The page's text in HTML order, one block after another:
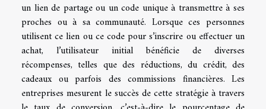
un lien de partage ou un code unique à transmettre à ses
proches ou à sa communauté. Lorsque ces personnes
utilisent ce lien ou ce code pour s’inscrire ou effectuer un
achat, l’utilisateur initial bénéficie de diverses
récompenses, telles que des réductions, du crédit, des
cadeaux ou parfois des commissions financières. Les
entreprises mesurent le succès de cette stratégie à travers